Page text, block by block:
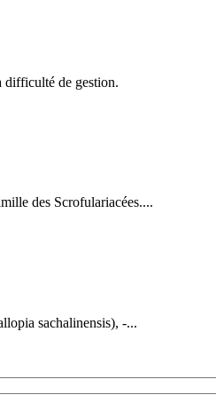
difficulté de gestion.
des Scrofulariacées....
sachalinensis), -...